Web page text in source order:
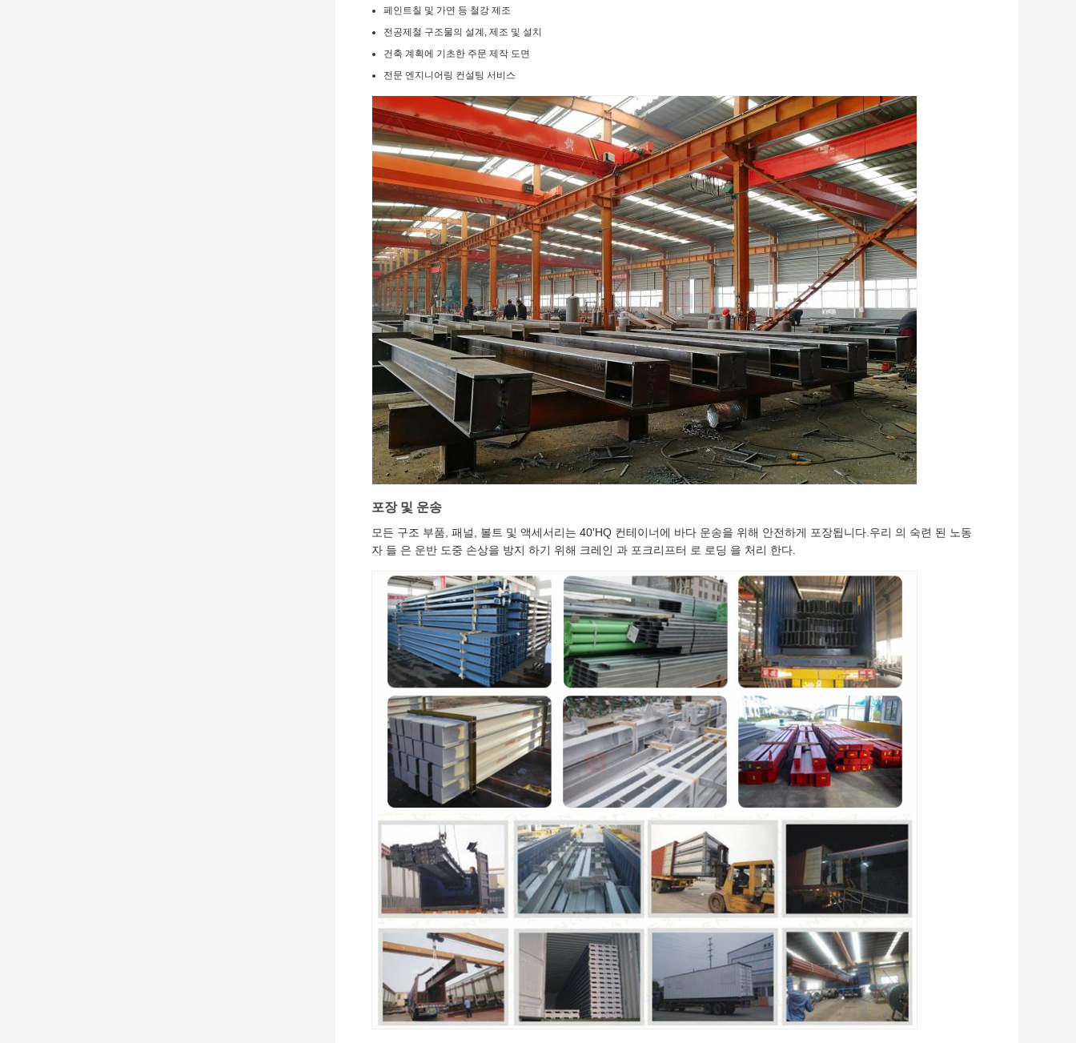
페인트칠 및 가연 등 철강 제조
전공제철 구조물의 설계, 제조 및 설치
건축 계획에 기초한 주문 제작 도면
전문 엔지니어링 컨설팅 서비스
포장 및 운송
모든 구조 부품, 패널, 볼트 및 액세서리는 40'HQ 컨테이너에 바다 운송을 위해 안전하게 포장됩니다.우리 의 숙련 된 노동
자 들 은 운반 도중 손상을 방지 하기 위해 크레인 과 포크리프터 로 로딩 을 처리 한다.